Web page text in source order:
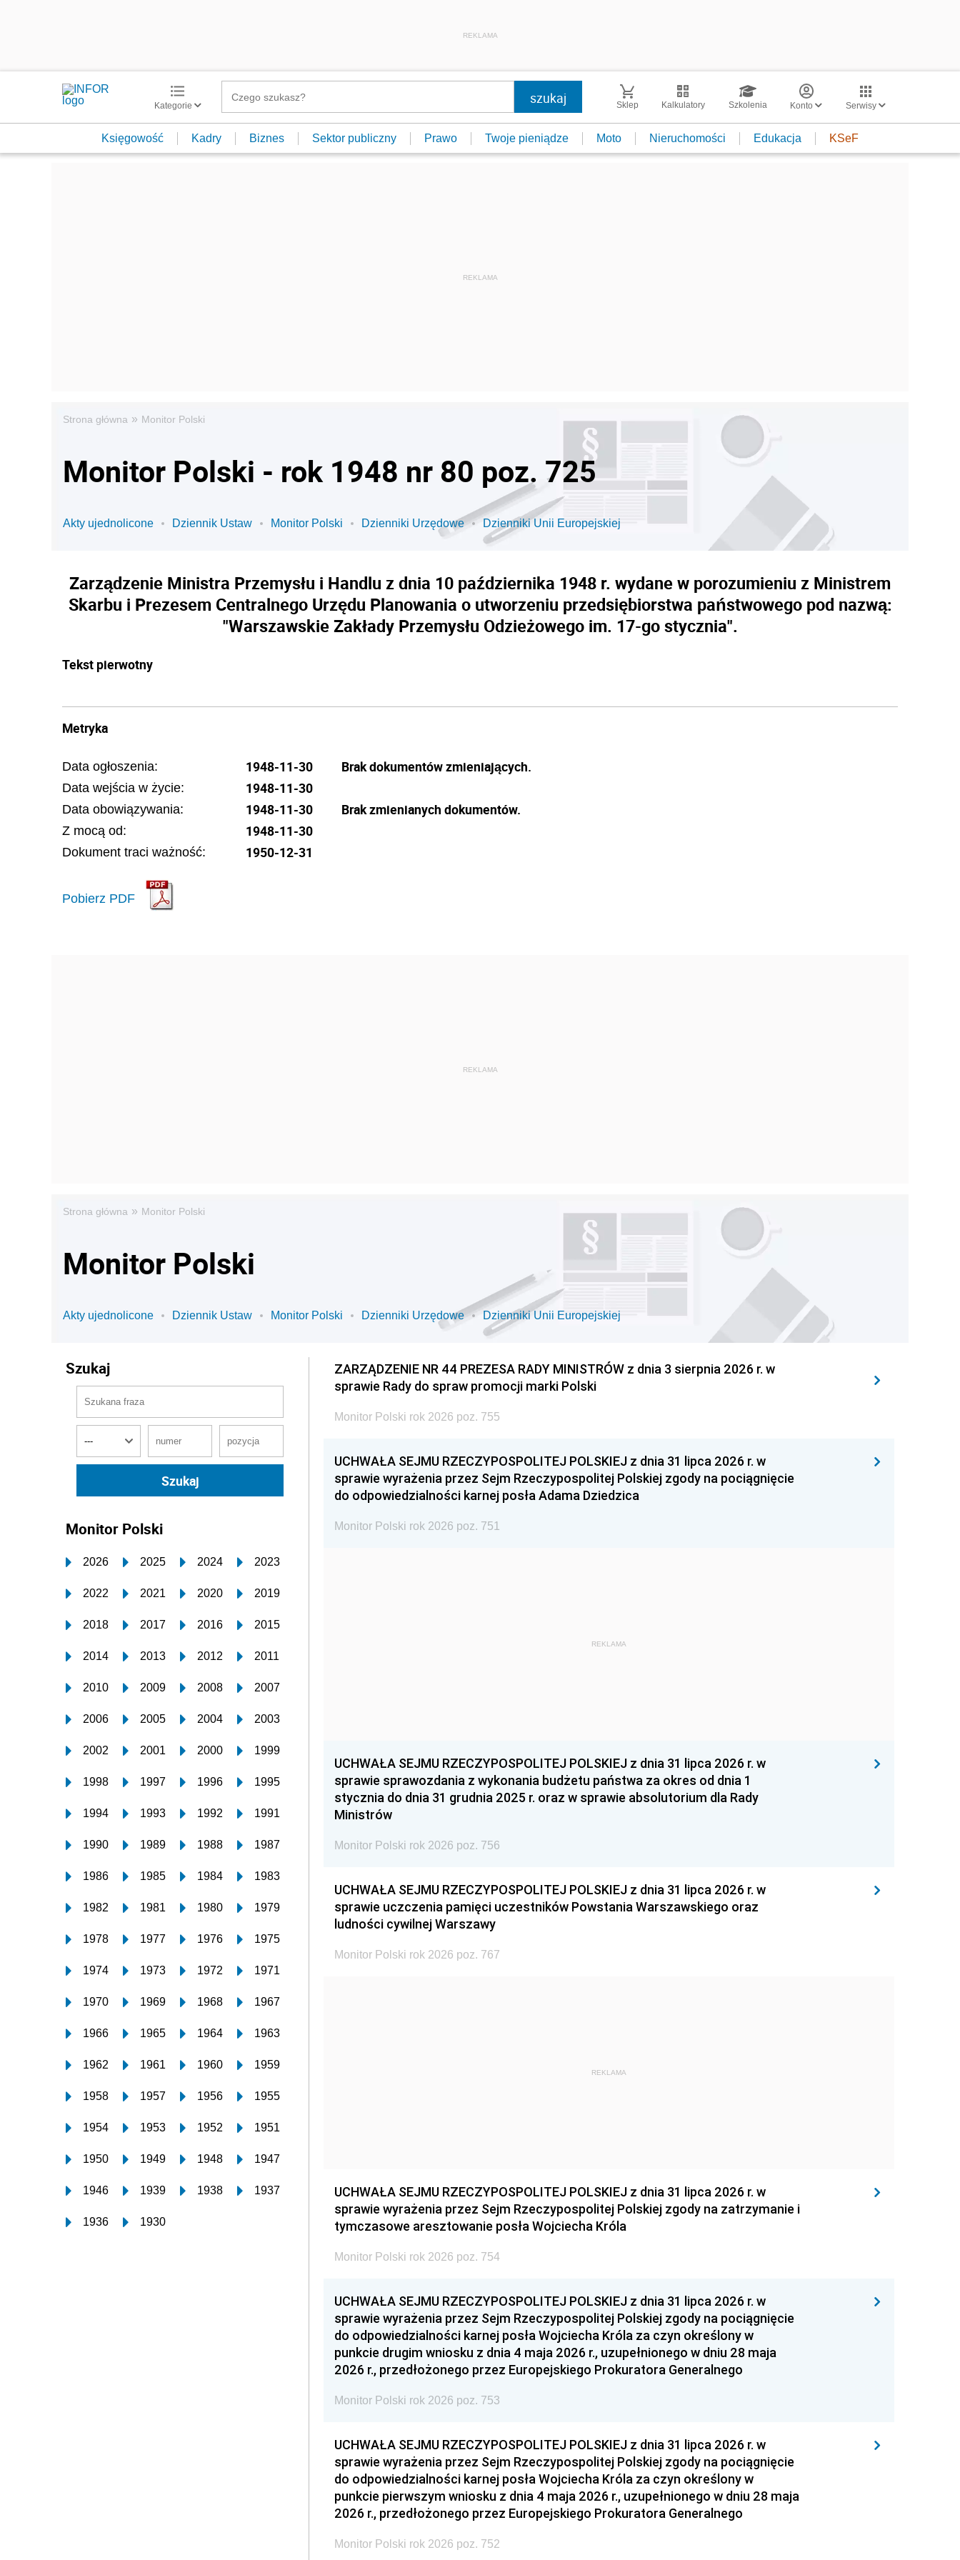
REKLAMA
Kategorie Sklep Kalkulatory Szkolenia Konto Serwisy
Księgowość Kadry Biznes Sektor publiczny Prawo Twoje pieniądze Moto Nieruchomości Edukacja KSeF
Strona główna » Monitor Polski
Monitor Polski - rok 1948 nr 80 poz. 725
Akty ujednolicone Dziennik Ustaw Monitor Polski Dzienniki Urzędowe Dzienniki Unii Europejskiej
Zarządzenie Ministra Przemysłu i Handlu z dnia 10 października 1948 r. wydane w porozumieniu z Ministrem
Skarbu i Prezesem Centralnego Urzędu Planowania o utworzeniu przedsiębiorstwa państwowego pod nazwą:
"Warszawskie Zakłady Przemysłu Odzieżowego im. 17-go stycznia".
Tekst pierwotny
Metryka
Data ogłoszenia: 1948-11-30
Data wejścia w życie: 1948-11-30
Data obowiązywania: 1948-11-30
Z mocą od: 1948-11-30
Dokument traci ważność: 1950-12-31
Pobierz PDF
Brak dokumentów zmieniających.
Brak zmienianych dokumentów.
Strona główna » Monitor Polski
Monitor Polski
Akty ujednolicone Dziennik Ustaw Monitor Polski Dzienniki Urzędowe Dzienniki Unii Europejskiej
Szukaj
Monitor Polski
2026 2025 2024 2023
2022 2021 2020 2019
2018 2017 2016 2015
2014 2013 2012 2011
2010 2009 2008 2007
2006 2005 2004 2003
2002 2001 2000 1999
1998 1997 1996 1995
1994 1993 1992 1991
1990 1989 1988 1987
1986 1985 1984 1983
1982 1981 1980 1979
1978 1977 1976 1975
1974 1973 1972 1971
1970 1969 1968 1967
1966 1965 1964 1963
1962 1961 1960 1959
1958 1957 1956 1955
1954 1953 1952 1951
1950 1949 1948 1947
1946 1939 1938 1937
1936 1930
ZARZĄDZENIE NR 44 PREZESA RADY MINISTRÓW z dnia 3 sierpnia 2026 r. w
sprawie Rady do spraw promocji marki Polski
Monitor Polski rok 2026 poz. 755
UCHWAŁA SEJMU RZECZYPOSPOLITEJ POLSKIEJ z dnia 31 lipca 2026 r. w
sprawie wyrażenia przez Sejm Rzeczypospolitej Polskiej zgody na pociągnięcie
do odpowiedzialności karnej posła Adama Dziedzica
Monitor Polski rok 2026 poz. 751
REKLAMA
UCHWAŁA SEJMU RZECZYPOSPOLITEJ POLSKIEJ z dnia 31 lipca 2026 r. w
sprawie sprawozdania z wykonania budżetu państwa za okres od dnia 1
stycznia do dnia 31 grudnia 2025 r. oraz w sprawie absolutorium dla Rady
Ministrów
Monitor Polski rok 2026 poz. 756
UCHWAŁA SEJMU RZECZYPOSPOLITEJ POLSKIEJ z dnia 31 lipca 2026 r. w
sprawie uczczenia pamięci uczestników Powstania Warszawskiego oraz
ludności cywilnej Warszawy
Monitor Polski rok 2026 poz. 767
REKLAMA
UCHWAŁA SEJMU RZECZYPOSPOLITEJ POLSKIEJ z dnia 31 lipca 2026 r. w
sprawie wyrażenia przez Sejm Rzeczypospolitej Polskiej zgody na zatrzymanie i
tymczasowe aresztowanie posła Wojciecha Króla
Monitor Polski rok 2026 poz. 754
UCHWAŁA SEJMU RZECZYPOSPOLITEJ POLSKIEJ z dnia 31 lipca 2026 r. w
sprawie wyrażenia przez Sejm Rzeczypospolitej Polskiej zgody na pociągnięcie
do odpowiedzialności karnej posła Wojciecha Króla za czyn określony w
punkcie drugim wniosku z dnia 4 maja 2026 r., uzupełnionego w dniu 28 maja
2026 r., przedłożonego przez Europejskiego Prokuratora Generalnego
Monitor Polski rok 2026 poz. 753
UCHWAŁA SEJMU RZECZYPOSPOLITEJ POLSKIEJ z dnia 31 lipca 2026 r. w
sprawie wyrażenia przez Sejm Rzeczypospolitej Polskiej zgody na pociągnięcie
do odpowiedzialności karnej posła Wojciecha Króla za czyn określony w
punkcie pierwszym wniosku z dnia 4 maja 2026 r., uzupełnionego w dniu 28 maja
2026 r., przedłożonego przez Europejskiego Prokuratora Generalnego
Monitor Polski rok 2026 poz. 752